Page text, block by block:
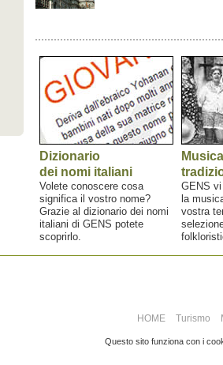
Dizionario
dei nomi italiani
Volete conoscere cosa
significa il vostro nome?
Grazie al dizionario dei nomi
italiani di GENS potete
scoprirlo.
Musica
GENS
la
vostra
HOME Turismo
Questo sito funziona con i